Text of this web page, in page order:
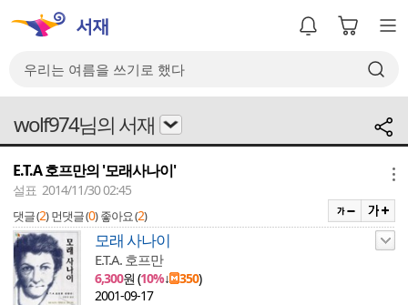
wolf974님의 서재
E.T.A 호프만의 '모래사나이'
설표 2014/11/30 02:45
댓글 (2) 먼댓글 (0) 좋아요 (2)
모래 사나이
E.T.A. 호프만
6,300원 (10%↓ 350)
2001-09-17